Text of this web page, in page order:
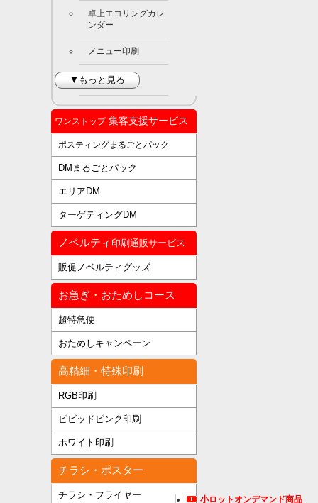
卓上エコリングカレ
ンダー
メニュー印刷
▼もっと見る
ワンストップ集客支援サービス
ポスティングまるごとパック
DMまるごとパック
エリアDM
ターゲティングDM
ノベルティ 印刷通販サービス
販促ノベルティグッズ
お急ぎ・おためしコース
超特急便
おためしキャンペーン
高精細・特殊印刷
RGB印刷
ビビッドピンク印刷
ホワイト印刷
チラシ・ポスター
チラシ・フライヤー 小ロットオンデマンド商品